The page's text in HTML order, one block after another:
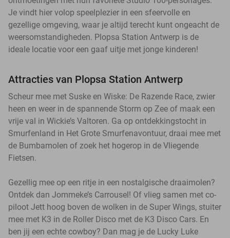
Je vindt hier volop speelplezier in een sfeervolle en
gezellige omgeving, waar je altijd terecht kunt ongeacht de
weersomstandigheden. Plopsa Station Antwerp is de
ideale locatie voor een gaaf uitje met jonge kinderen!
Attracties van Plopsa Station Antwerp
Scheur mee met Suske en Wiske: De Razende Race, zwier
heen en weer in de spannende Storm op Zee of maak een
vrije val in Wickie’s Valtoren. Ga op ontdekkingstocht in
Smurfenland in Het Grote Smurfenavontuur, draai mee met
de Bumbamolen of zoek het hogerop in de Vliegende
Fietsen.
Gezellig mee op een ritje in een nostalgische draaimolen?
Ontdek dan Jommeke’s Carrousel! Of vlieg samen met co-
piloot Jett hoog boven de wolken in de Super Wings, stuiter
mee met K3 in de Roller Disco met de K3 Disco Cars. En
ben jij een echte cowboy? Dan mag je de Lucky Luke